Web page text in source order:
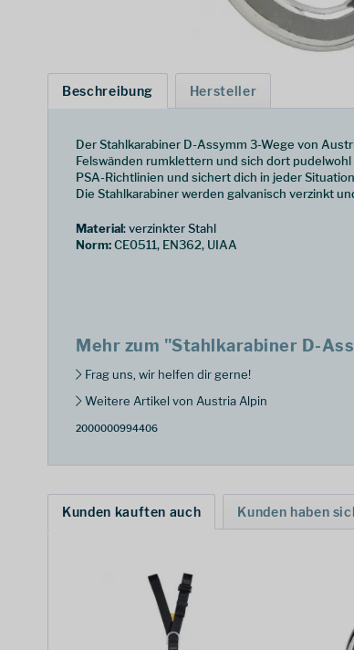
Beschreibung Hersteller
Der Stahlkarabiner D-Assymm 3-Wege von
Felswänden rumklettern und sich dort
PSA-Richtlinien und sichert dich in jeder
Die Stahlkarabiner werden galvanisch verzinkt
Material: verzinkter Stahl
Norm:CE0511, EN362, UIAA
Mehr zum "Stahlkarabiner D-
Frag uns, wir helfen dir gerne!
Weitere Artikel von Austria Alpin
2000000994406
Kunden kauften auch Kunden haben